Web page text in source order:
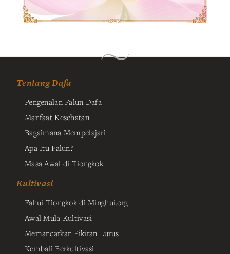
Tentang Dafa
Pengenalan Falun Dafa
Manfaat Kesehatan
Bagaimana Mempelajari
Apa Itu Falun?
Masa Awal di Tiongkok
Kultivasi
Fahui Tiongkok di Minghui.org
Awal Mula Kultivasi
Memancarkan Pikiran Lurus
Kembali Berkultivasi